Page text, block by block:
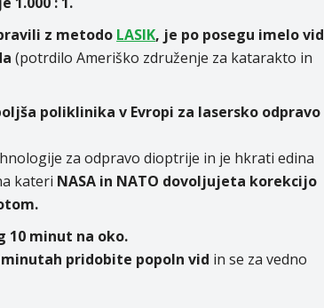
z metodo LASIK, je po posegu imelo vid
(potrdilo Ameriško združenje za katarakto in
poliklinika v Evropi za lasersko odpravo
za odpravo dioptrije in je hkrati edina
kateri NASA in NATO dovoljujeta korekcijo
10 minut na oko.
pridobite popoln vid in se za vedno